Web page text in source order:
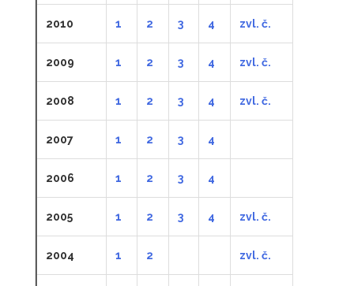
2010 1 2 3 4 zvl. č.
2009 1 2 3 4 zvl. č.
2008 1 2 3 4 zvl. č.
2007 1 2 3 4
2006 1 2 3 4
2005 1 2 3 4 zvl. č.
2004 1 2 zvl. č.